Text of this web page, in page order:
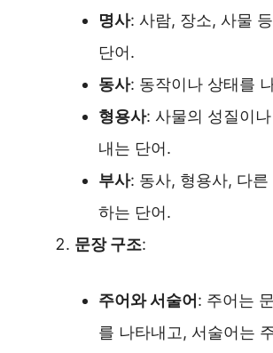
명사: 사람, 장소, 사물
단어.
동사: 동작이나 상태를
형용사: 사물의 성질이
내는 단어.
부사: 동사, 형용사, 다른
하는 단어.
문장 구조:
주어와 서술어: 주어는
를 나타내고, 서술어는